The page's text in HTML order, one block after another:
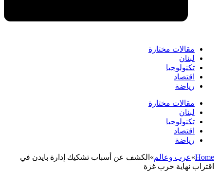
مقالات مختارة
لبنان
تكنولوجيا
اقتصاد
رياضة
مقالات مختارة
لبنان
تكنولوجيا
اقتصاد
رياضة
Home
»عرب وعالم» الكشف عن أسباب تشكيك إدارة بايدن في
اقتراب نهاية حرب غزة